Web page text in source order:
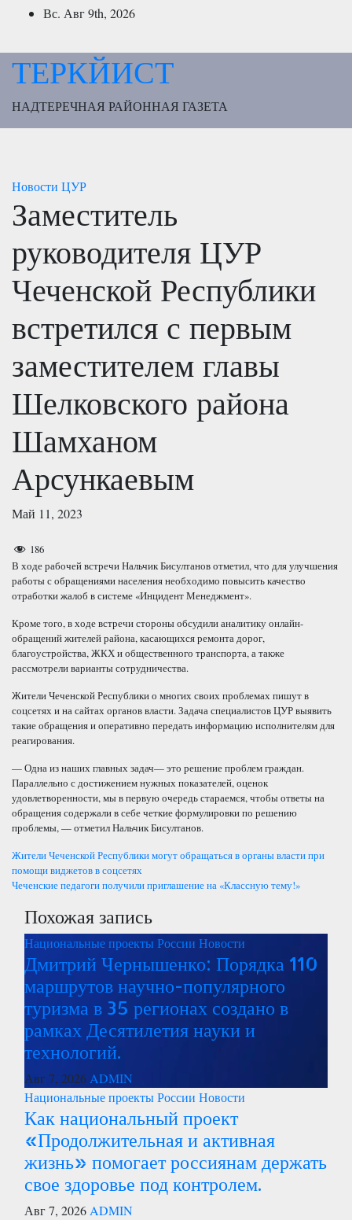
ПерейтиВс. Авг 9th, 2026
ТЕРКЙИСТ
НАДТЕРЕЧНАЯ РАЙОННАЯ ГАЗЕТА
Новости ЦУР
Заместитель
руководителя ЦУР
Чеченской Республики
встретился с первым
заместителем главы
Шелковского района
Шамханом
Арсункаевым
Май 11, 2023
186
В ходе рабочей встречи Нальчик Бисултанов отметил, что для улучшения
работы с обращениями населения необходимо повысить качество
отработки жалоб в системе «Инцидент Менеджмент».
Кроме того, в ходе встречи стороны обсудили аналитику онлайн-
обращений жителей района, касающихся ремонта дорог,
благоустройства, ЖКХ и общественного транспорта, а также
рассмотрели варианты сотрудничества.
Жители Чеченской Республики о многих своих проблемах пишут в
соцсетях и на сайтах органов власти. Задача специалистов ЦУР выявить
такие обращения и оперативно передать информацию исполнителям для
реагирования.
— Одна из наших главных задач— это решение проблем граждан.
Параллельно с достижением нужных показателей, оценок
удовлетворенности, мы в первую очередь стараемся, чтобы ответы на
обращения содержали в себе четкие формулировки по решению
проблемы, — отметил Нальчик Бисултанов.
Навигация
по
записям
Жители Чеченской Республики могут обращаться в органы власти при
помощи виджетов в соцсетях
Чеченские педагоги получили приглашение на «Классную тему!»
Похожая запись
Национальные проекты России Новости
Дмитрий Чернышенко: Порядка 110
маршрутов научно-популярного
туризма в 35 регионах создано в
рамках Десятилетия науки и
технологий.
Авг 7, 2026 ADMIN
Национальные проекты России Новости
Как национальный проект
«Продолжительная и активная
жизнь» помогает россиянам держать
свое здоровье под контролем.
Авг 7, 2026 ADMIN